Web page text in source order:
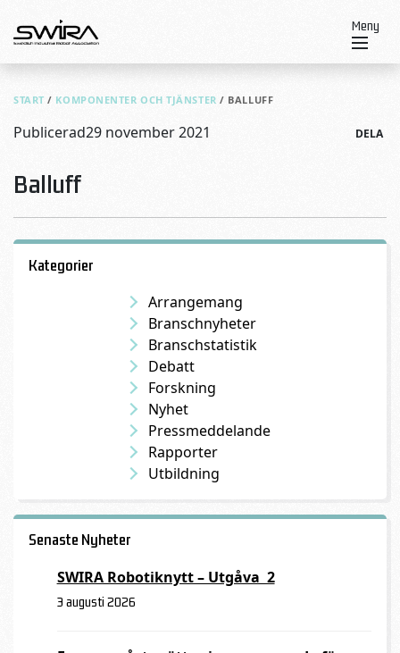
Meny
START / KOMPONENTER OCH TJÄNSTER / BALLUFF
Publicerad29 november 2021 DELA
Balluff
Kategorier
Arrangemang
Branschnyheter
Branschstatistik
Debatt
Forskning
Nyhet
Pressmeddelande
Rapporter
Utbildning
Senaste Nyheter
SWIRA Robotiknytt – Utgåva 2
3 augusti 2026